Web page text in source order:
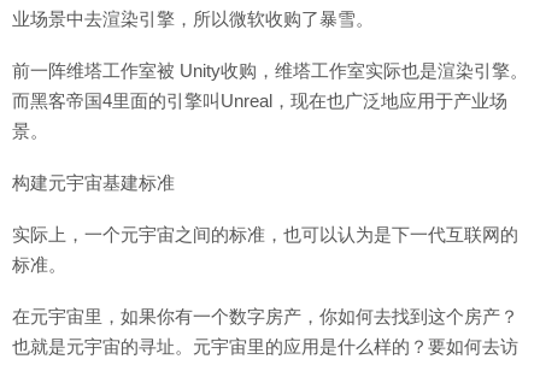
业场景中去渲染引擎，所以微软收购了暴雪。
前一阵维塔工作室被 Unity收购，维塔工作室实际也是渲染引擎。
而黑客帝国4里面的引擎叫Unreal，现在也广泛地应用于产业场
景。
构建元宇宙基建标准
实际上，一个元宇宙之间的标准，也可以认为是下一代互联网的
标准。
在元宇宙里，如果你有一个数字房产，你如何去找到这个房产？
也就是元宇宙的寻址。元宇宙里的应用是什么样的？要如何去访